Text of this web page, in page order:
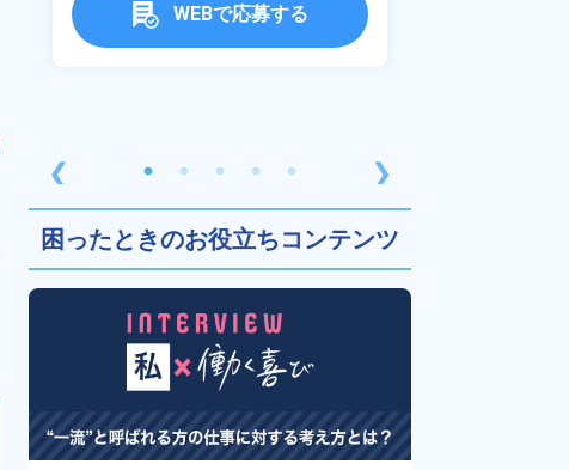
❮
WEBで応募する
❯
困ったときのお役立ちコンテンツ